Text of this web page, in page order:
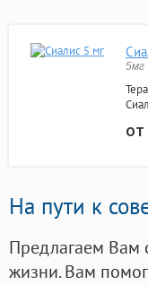
5мг
На пути к
Предлагаем Вам
жизни. Вам